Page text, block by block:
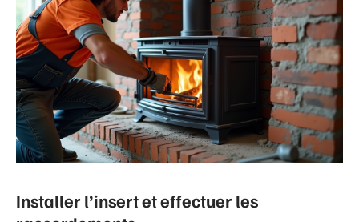
Installer l’insert et effectuer les